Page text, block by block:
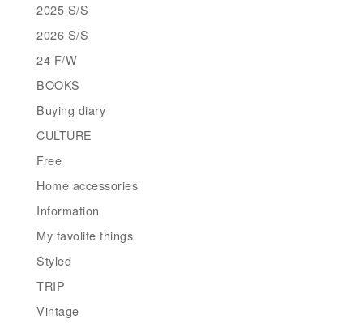
2025 S/S
2026 S/S
24 F/W
BOOKS
Buying diary
CULTURE
Free
Home accessories
Information
My favolite things
Styled
TRIP
Vintage